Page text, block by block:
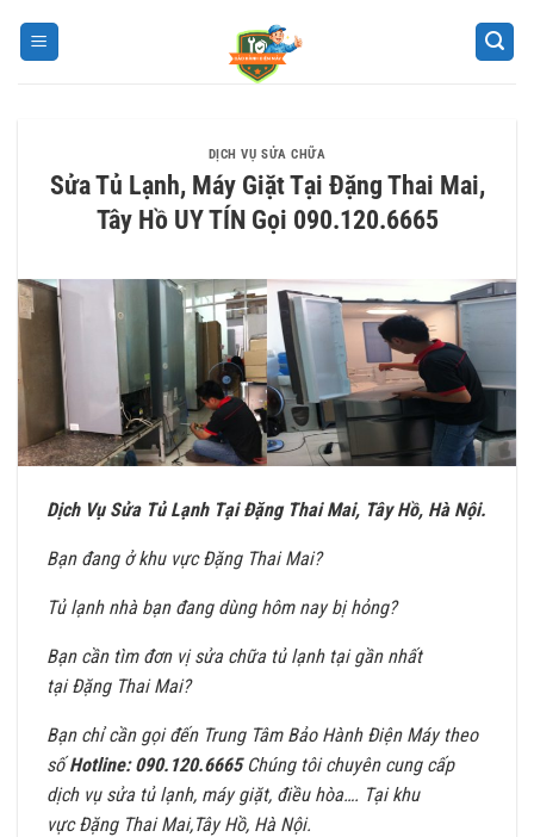
DỊCH VỤ SỬA CHỮA
Sửa Tủ Lạnh, Máy Giặt Tại Đặng Thai Mai,
Tây Hồ UY TÍN Gọi 090.120.6665
Dịch Vụ Sửa Tủ Lạnh Tại Đặng Thai Mai, Tây Hồ, Hà Nội.
Bạn đang ở khu vực Đặng Thai Mai?
Tủ lạnh nhà bạn đang dùng hôm nay bị hỏng?
Bạn cần tìm đơn vị sửa chữa tủ lạnh tại gần nhất
tại Đặng Thai Mai?
Bạn chỉ cần gọi đến Trung Tâm Bảo Hành Điện Máy theo
sốHotline: 090.120.6665Chúng tôi chuyên cung cấp
dịch vụ sửa tủ lạnh, máy giặt, điều hòa…. Tại khu
vực Đặng Thai Mai,Tây Hồ, Hà Nội.